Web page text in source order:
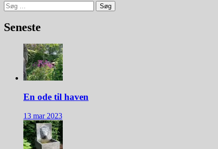
Søg
efter:
Seneste
En ode til haven
13 mar 2023